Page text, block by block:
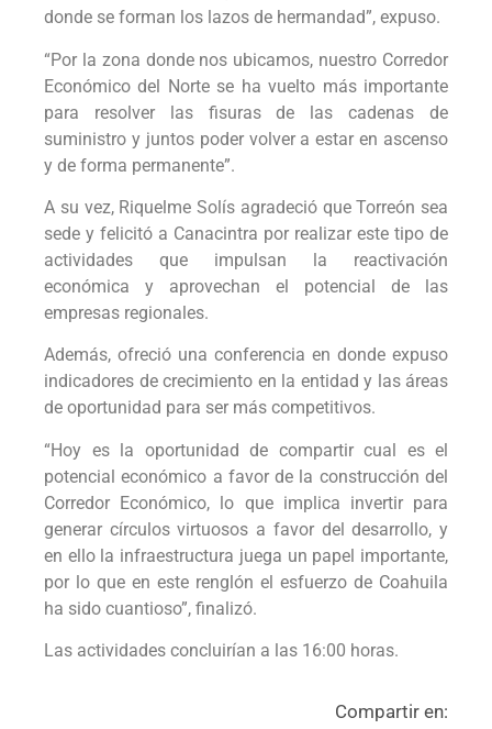
donde se forman los lazos de hermandad”, expuso.
“Por la zona donde nos ubicamos, nuestro Corredor
Económico del Norte se ha vuelto más importante
para resolver las fisuras de las cadenas de
suministro y juntos poder volver a estar en ascenso
y de forma permanente”.
A su vez, Riquelme Solís agradeció que Torreón sea
sede y felicitó a Canacintra por realizar este tipo de
actividades que impulsan la reactivación
económica y aprovechan el potencial de las
empresas regionales.
Además, ofreció una conferencia en donde expuso
indicadores de crecimiento en la entidad y las áreas
de oportunidad para ser más competitivos.
“Hoy es la oportunidad de compartir cual es el
potencial económico a favor de la construcción del
Corredor Económico, lo que implica invertir para
generar círculos virtuosos a favor del desarrollo, y
en ello la infraestructura juega un papel importante,
por lo que en este renglón el esfuerzo de Coahuila
ha sido cuantioso”, finalizó.
Las actividades concluirían a las 16:00 horas.
Compartir en: